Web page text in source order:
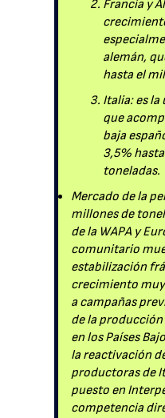
Francia y
alemán,
hasta el
Italia: es la
que
baja
3,5%
toneladas.
Mercado de la
millones de
de la WAPA y
comunitario
estabilización
crecimiento
a campañas
de la
en los Países
la reactivación
productoras de
puesto en
competencia